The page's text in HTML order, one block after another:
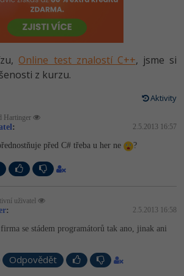
CSS3, Bootstrap, SEO
a verzování
MVC
návrhové vzory
mobilních aplikací
na AI a bigdata
developer
administrátor
manažer
analytik
-80%
-80%
-80%
Online test znalostí C++, jsme si
z kurzu.
Aktivity
Hartinger
: 2.5.2013 16:57
před C# třeba u her ne ?
uživatel
: 2.5.2013 16:58
se stádem programátorů tak ano, jinak ani
Odpovědět